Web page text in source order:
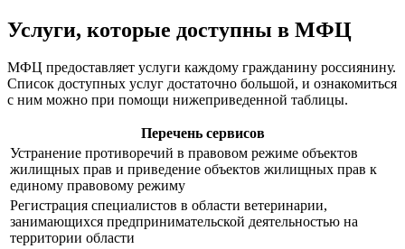
Услуги, которые доступны в МФЦ
МФЦ предоставляет услуги каждому гражданину россиянину.
Список доступных услуг достаточно большой, и ознакомиться
с ним можно при помощи нижеприведенной таблицы.
Перечень сервисов
Устранение противоречий в правовом режиме объектов
жилищных прав и приведение объектов жилищных прав к
единому правовому режиму
Регистрация специалистов в области ветеринарии,
занимающихся предпринимательской деятельностью на
территории области